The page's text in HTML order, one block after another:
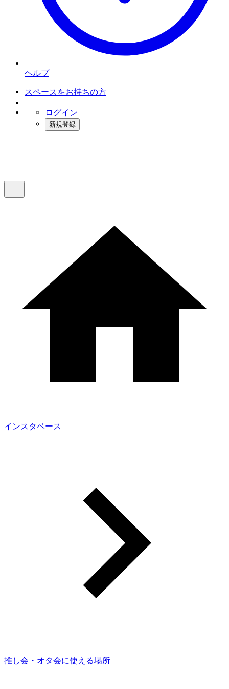
ヘルプ
スペースをお持ちの方
ログイン
新規登録
インスタベース
推し会・オタ会に使える場所